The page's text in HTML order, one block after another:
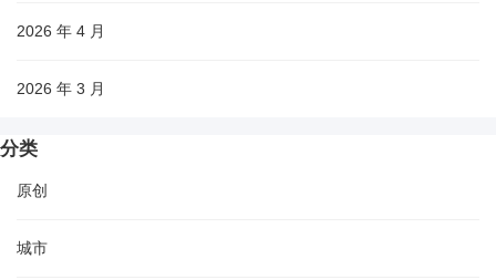
2026 年 4 月
2026 年 3 月
分类
原创
城市